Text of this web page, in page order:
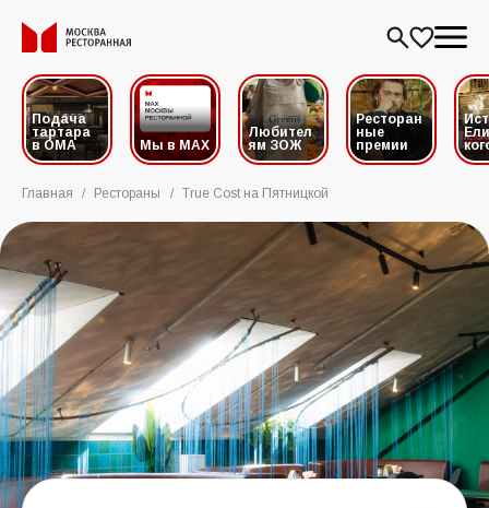
Подача
тартара
в ОМА
Мы в MAX
Любител
ям ЗОЖ
Ресторан
ные
премии
Главная / Рестораны / True Cost на Пятницкой